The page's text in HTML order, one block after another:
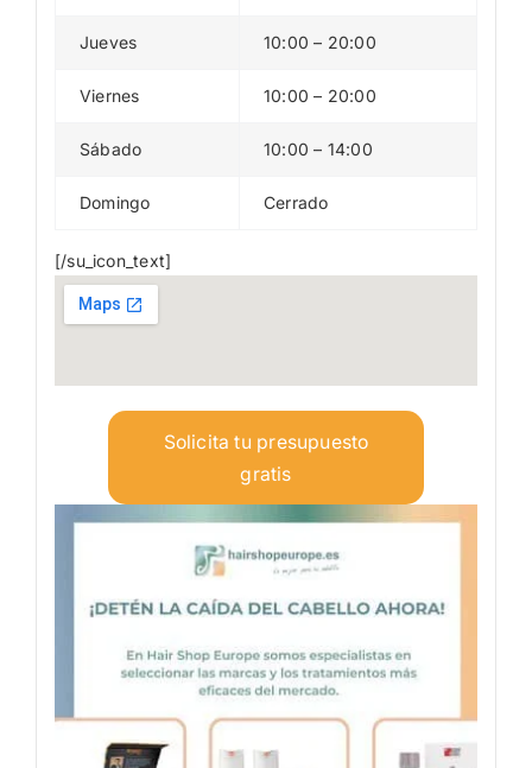
Jueves 10:00 – 20:00
Viernes 10:00 – 20:00
Sábado 10:00 – 14:00
Domingo Cerrado
[/su_icon_text]
Solicita tu presupuesto
gratis